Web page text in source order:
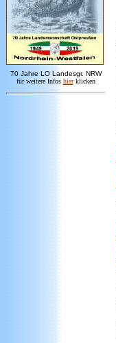
70 Jahre LO Landesgr. NRW
für weitere Infos hier klicken